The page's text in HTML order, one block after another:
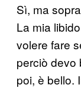
Sì, ma
La mia
volere fare
perciò devo
poi, è bello.